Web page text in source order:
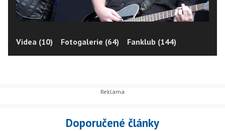
Videa (10) Fotogalerie (64) Fanklub (144)
Doporučené články